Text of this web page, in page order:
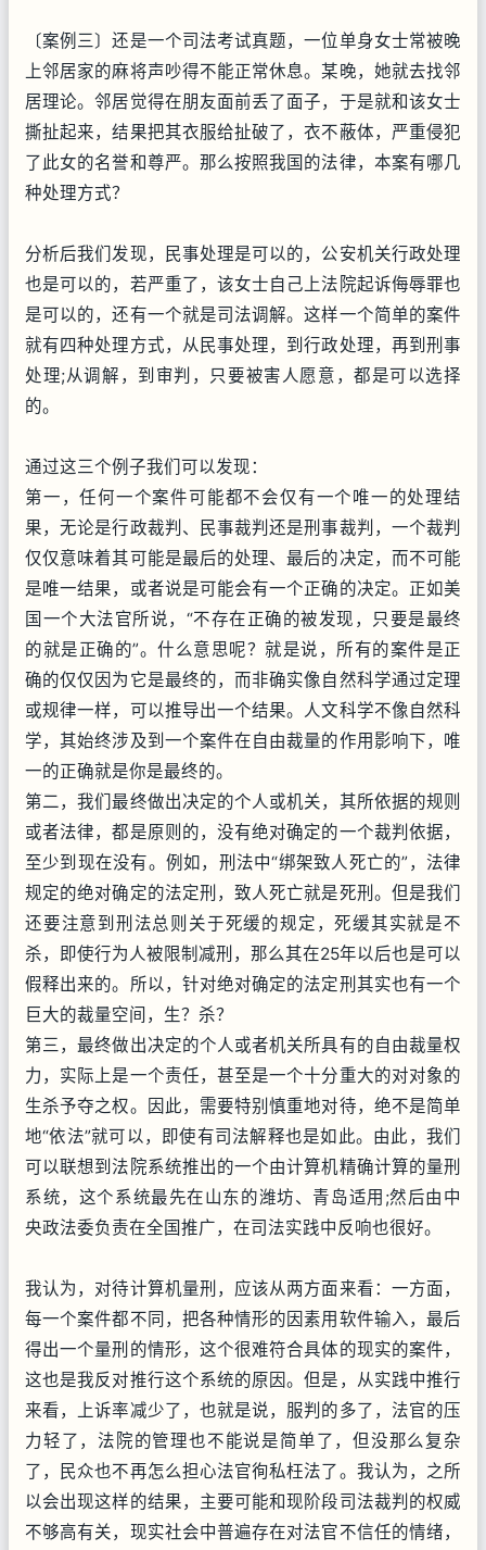
〔案例三〕还是一个司法考试真题，一位单身女士常被晚
上邻居家的麻将声吵得不能正常休息。某晚，她就去找邻
居理论。邻居觉得在朋友面前丢了面子，于是就和该女士
撕扯起来，结果把其衣服给扯破了，衣不蔽体，严重侵犯
了此女的名誉和尊严。那么按照我国的法律，本案有哪几
种处理方式？
分析后我们发现，民事处理是可以的，公安机关行政处理
也是可以的，若严重了，该女士自己上法院起诉侮辱罪也
是可以的，还有一个就是司法调解。这样一个简单的案件
就有四种处理方式，从民事处理，到行政处理，再到刑事
处理;从调解，到审判，只要被害人愿意，都是可以选择
的。
通过这三个例子我们可以发现：
第一，任何一个案件可能都不会仅有一个唯一的处理结
果，无论是行政裁判、民事裁判还是刑事裁判，一个裁判
仅仅意味着其可能是最后的处理、最后的决定，而不可能
是唯一结果，或者说是可能会有一个正确的决定。正如美
国一个大法官所说，“不存在正确的被发现，只要是最终
的就是正确的”。什么意思呢？就是说，所有的案件是正
确的仅仅因为它是最终的，而非确实像自然科学通过定理
或规律一样，可以推导出一个结果。人文科学不像自然科
学，其始终涉及到一个案件在自由裁量的作用影响下，唯
一的正确就是你是最终的。
第二，我们最终做出决定的个人或机关，其所依据的规则
或者法律，都是原则的，没有绝对确定的一个裁判依据，
至少到现在没有。例如，刑法中“绑架致人死亡的”，法律
规定的绝对确定的法定刑，致人死亡就是死刑。但是我们
还要注意到刑法总则关于死缓的规定，死缓其实就是不
杀，即使行为人被限制减刑，那么其在25年以后也是可以
假释出来的。所以，针对绝对确定的法定刑其实也有一个
巨大的裁量空间，生？杀？
第三，最终做出决定的个人或者机关所具有的自由裁量权
力，实际上是一个责任，甚至是一个十分重大的对对象的
生杀予夺之权。因此，需要特别慎重地对待，绝不是简单
地“依法”就可以，即使有司法解释也是如此。由此，我们
可以联想到法院系统推出的一个由计算机精确计算的量刑
系统，这个系统最先在山东的潍坊、青岛适用;然后由中
央政法委负责在全国推广，在司法实践中反响也很好。
我认为，对待计算机量刑，应该从两方面来看：一方面，
每一个案件都不同，把各种情形的因素用软件输入，最后
得出一个量刑的情形，这个很难符合具体的现实的案件，
这也是我反对推行这个系统的原因。但是，从实践中推行
来看，上诉率减少了，也就是说，服判的多了，法官的压
力轻了，法院的管理也不能说是简单了，但没那么复杂
了，民众也不再怎么担心法官徇私枉法了。我认为，之所
以会出现这样的结果，主要可能和现阶段司法裁判的权威
不够高有关，现实社会中普遍存在对法官不信任的情绪，